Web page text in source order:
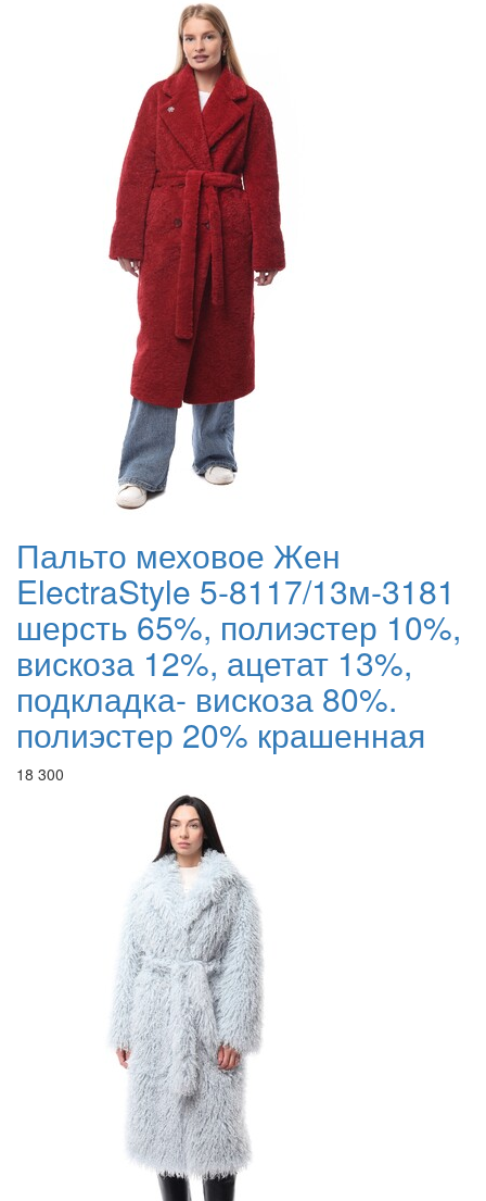
Пальто меховое Жен
ElectraStyle 5-8117/13м-3181
шерсть 65%, полиэстер 10%,
вискоза 12%, ацетат 13%,
подкладка- вискоза 80%.
полиэстер 20% крашенная
18 300